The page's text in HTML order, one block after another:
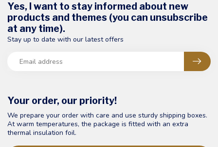
Your order, our priority!
We prepare your order with care and use sturdy shipping boxes.
At warm temperatures, the package is fitted with an extra
thermal insulation foil.
Yes, I want to stay informed about new
products and themes (you can unsubscribe
at any time).
Stay up to date with our latest offers